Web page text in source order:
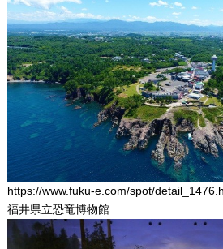
https://www.fuku-e.com/spot/
福井県立恐竜博物館